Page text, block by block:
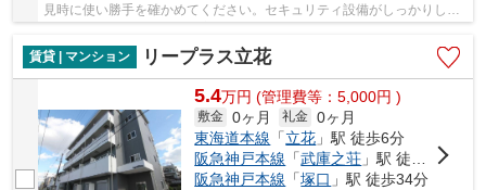
見時に使い勝手を確かめてください。セキュリティ設備がしっかりして
賃貸 | マンション
リープラス立花
5.4万円 (管理費等：5,000円 )
敷金 0ヶ月 礼金 0ヶ月
東海道本線 「立花 」駅 徒歩6分
阪急神戸本線 「武庫之荘 」駅 徒歩32分
阪急神戸本線 「塚口 」駅 徒歩34分